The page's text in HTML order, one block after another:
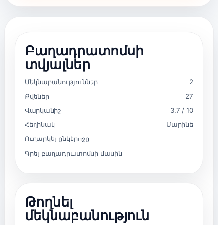
Բաղադրատոմսի
տվյալներ
Մեկնաբանություններ
2
Քվեներ
27
Վարկանիշ
3.7 / 10
Հեղինակ
Մարինե
Ուղարկել ընկերոջը
Գրել բաղադրատոմսի մասին
Թողնել
մեկնաբանություն